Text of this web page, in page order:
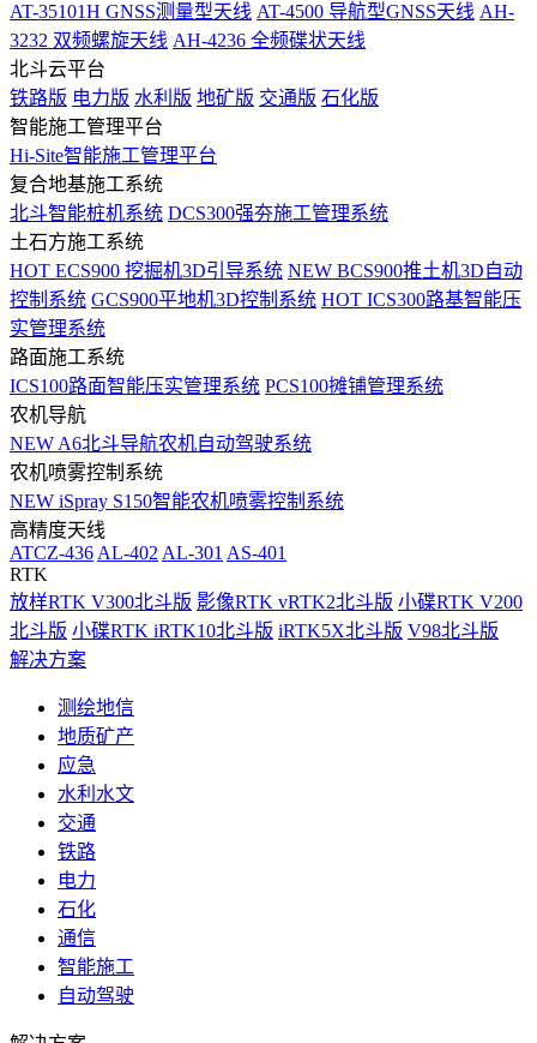
AT-35101H GNSS测量型天线 AT-4500 导航型GNSS天线 AH-
3232 双频螺旋天线 AH-4236 全频碟状天线
北斗云平台
铁路版 电力版 水利版 地矿版 交通版 石化版
智能施工管理平台
Hi-Site智能施工管理平台
复合地基施工系统
北斗智能桩机系统 DCS300强夯施工管理系统
土石方施工系统
HOT ECS900 挖掘机3D引导系统 NEW BCS900推土机3D自动
控制系统 GCS900平地机3D控制系统 HOT ICS300路基智能压
实管理系统
路面施工系统
ICS100路面智能压实管理系统 PCS100摊铺管理系统
农机导航
NEW A6北斗导航农机自动驾驶系统
农机喷雾控制系统
NEW iSpray S150智能农机喷雾控制系统
高精度天线
ATCZ-436 AL-402 AL-301 AS-401
RTK
放样RTK V300北斗版 影像RTK vRTK2北斗版 小碟RTK V200
北斗版 小碟RTK iRTK10北斗版 iRTK5X北斗版 V98北斗版
解决方案
测绘地信
地质矿产
应急
水利水文
交通
铁路
电力
石化
通信
智能施工
自动驾驶